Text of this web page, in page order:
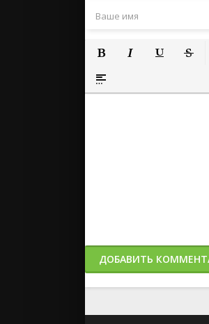
Вставка спойлера
ДОБАВИТЬ